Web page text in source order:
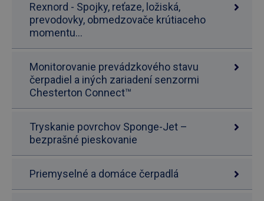
Rexnord - Spojky, reťaze, ložiská,
prevodovky, obmedzovače krútiaceho
momentu...
Monitorovanie prevádzkového stavu
čerpadiel a iných zariadení senzormi
Chesterton Connect™
Tryskanie povrchov Sponge-Jet –
bezprašné pieskovanie
Priemyselné a domáce čerpadlá